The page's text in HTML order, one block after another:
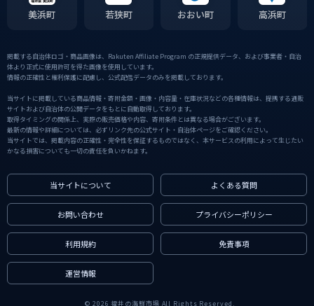
美浜町 若狭町 おおい町 高浜町
掲載する自治体ロゴ・商品画像は、Rakuten Affiliate Program の正規提供データ、および事業者・自治
体より正式に使用許可を得た画像を使用しています。
情報の正確性と権利保護に配慮し、公式配信データのみを掲載しております。
当サイトに掲載している商品情報・寄附金額・画像・内容量・在庫状況などの各種情報は、提携する通販
サイトおよび自治体の公開データをもとに自動取得しております。
取得タイミングの関係上、実際の販売価格や内容、寄附条件とは異なる場合がございます。
最新の情報や詳細については、必ずリンク先の公式サイト・自治体ページをご確認ください。
当サイトでは、掲載内容の正確性・完全性を保証するものではなく、本サービスの利用によって生じたい
かなる損害についても一切の責任を負いかねます。
当サイトについて よくある質問
お問い合わせ プライバシーポリシー
利用規約 免責事項
運営情報
© 2026 福井の海鮮市場 All Rights Reserved.